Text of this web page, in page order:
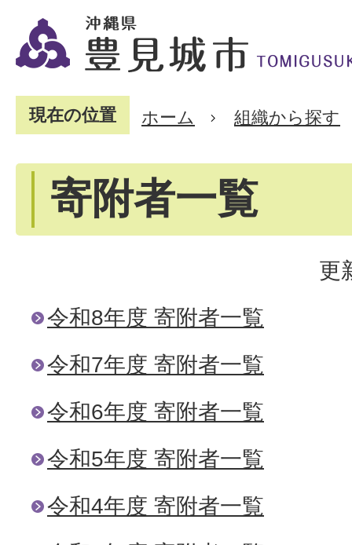
現在の位置 ホーム 組織から探す
寄附者一覧
更
令和8年度 寄附者一覧
令和7年度 寄附者一覧
令和6年度 寄附者一覧
令和5年度 寄附者一覧
令和4年度 寄附者一覧